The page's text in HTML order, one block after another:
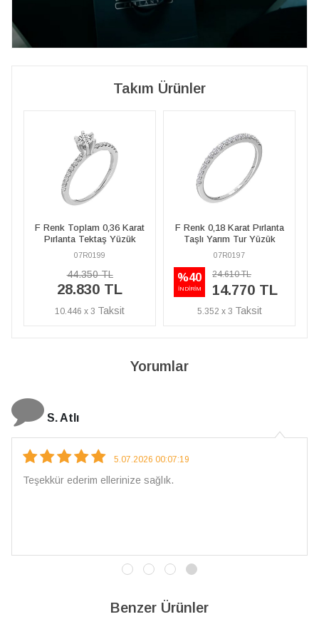
Takım Ürünler
F Renk 0,18 Karat Pırlanta
Taşlı Yarım Tur Yüzük
07R0197
İNDİRİM
24.610 TL
14.770 TL
5.352 x 3
F Renk Toplam 0,36 Karat
Pırlanta Tektaş Yüzük
07R0199
44.350 TL
28.830 TL
10.446 x 3
Yorumlar
N. Elçi
4.08.2026 16:27:03
Çarpıcı ve olağanüstü bir işçilikle hazırlanmış bir mücevher.
Benzer Ürünler